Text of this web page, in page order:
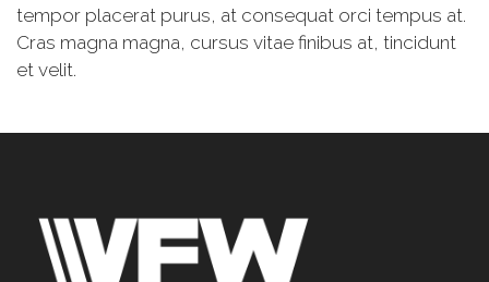
tempor placerat purus, at consequat orci tempus at.
Cras magna magna, cursus vitae finibus at, tincidunt
et velit.